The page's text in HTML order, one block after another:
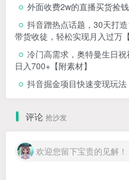
外面收费2w的直播买货捡
抖音蹭热点话题，30天打
带货收徒，轻松实现月入过万
冷门高需求，奥特曼生日
日入700+【附素材】
抖音掘金项目快速变现玩法
评论 抢沙发
欢迎您留下宝贵的见解！